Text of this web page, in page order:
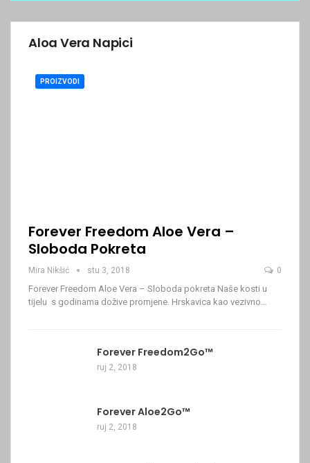
Aloa Vera Napici
PROIZVODI
Forever Freedom Aloe Vera –
Sloboda Pokreta
Mira Nikšić stu 3, 2018 0
Forever Freedom Aloe Vera – Sloboda pokreta Naše kosti u
tijelu s godinama dožive promjene. Hrskavica kao vezivno…
Forever Freedom2Go™
ruj 2, 2018
Forever Aloe2Go™
ruj 2, 2018